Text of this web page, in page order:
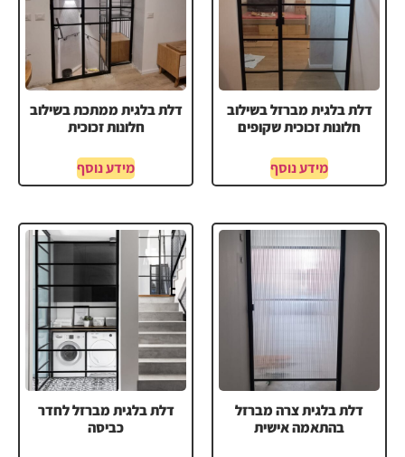
דלת בלגית מברזל בשילוב
חלונות זכוכית שקופים
מידע נוסף
דלת בלגית ממתכת בשילוב
חלונות זכוכית
מידע נוסף
דלת בלגית צרה מברזל
בהתאמה אישית
דלת בלגית מברזל לחדר
כביסה